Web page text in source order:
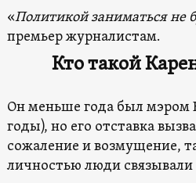
«Политикой заниматься не
премьер журналистам.
Кто такой
Он меньше года был мэром
годы), но его отставка
сожаление и возмущение,
личностью люди